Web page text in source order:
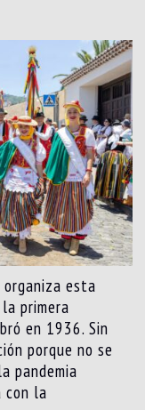
organiza esta
primera
en 1936. Sin
porque no se
pandemia
con la